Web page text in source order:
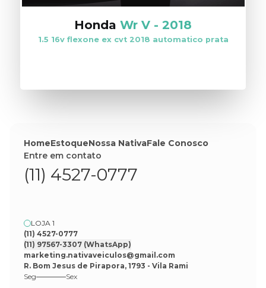
Honda Wr V - 2018
1.5 16v flexone ex cvt 2018 automatico prata
HomeEstoqueNossa NativaFale Conosco
Entre em contato
(11) 4527-0777
LOJA 1
(11) 4527-0777
(11) 97567-3307 (WhatsApp)
marketing.nativaveiculos@gmail.com
R. Bom Jesus de Pirapora, 1793 - Vila Rami
Seg
Sex